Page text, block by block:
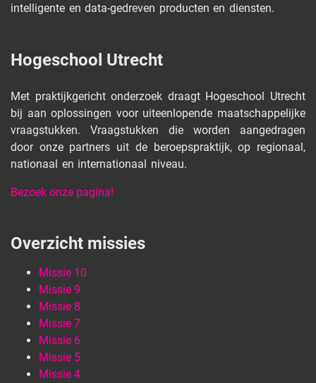
intelligente en data-gedreven producten en diensten.
Hogeschool Utrecht
Met praktijkgericht onderzoek draagt Hogeschool Utrecht
bij aan oplossingen voor uiteenlopende maatschappelijke
vraagstukken. Vraagstukken die worden aangedragen
door onze partners uit de beroepspraktijk, op regionaal,
nationaal en internationaal niveau.
Bezoek onze pagina!
Overzicht missies
Missie 10
Missie 9
Missie 8
Missie 7
Missie 6
Missie 5
Missie 4